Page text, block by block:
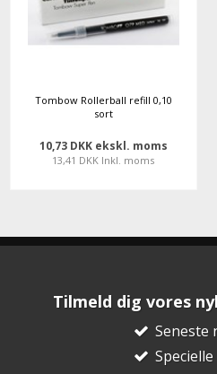
Tombow Rollerball refill 0,10
sort
10,73 DKK ekskl. moms
13,41 DKK Inkl. moms
Tilmeld dig vores
Seneste